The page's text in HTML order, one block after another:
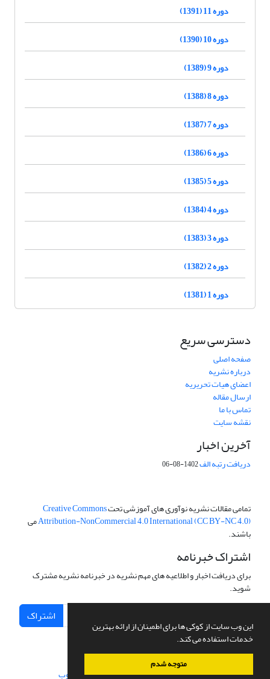
این وب سایت از کوکی ها برای اطمینان از ارائه بهترین
خدمات استفاده می کند.
متوجه شدم
دوره 11 (1391)
دوره 10 (1390)
دوره 9 (1389)
دوره 8 (1388)
دوره 7 (1387)
دوره 6 (1386)
دوره 5 (1385)
دوره 4 (1384)
دوره 3 (1383)
دوره 2 (1382)
دوره 1 (1381)
دسترسی سریع
صفحه اصلی
درباره نشریه
اعضای هیات تحریریه
ارسال مقاله
تماس با ما
نقشه سایت
آخرین اخبار
دریافت رتبه الف1402-08-06
تمامی مقالات نشریه نوآوری های آموزشی تحتCreative Commons
Attribution-NonCommercial 4.0 International (CC BY-NC 4.0)می
باشند.
اشتراک خبرنامه
برای دریافت اخبار و اطلاعیه های مهم نشریه در خبرنامه نشریه مشترک
شوید.
اشتراک
سامانه مدیریت نشریات علمی.طراحی و پیاده سازی از سیناوب